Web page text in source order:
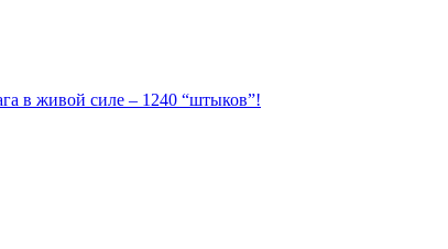
в живой силе – 1240 “штыков”!